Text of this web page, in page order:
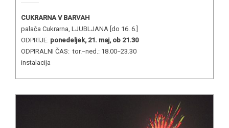
CUKRARNA V BARVAH
palača Cukrarna, LJUBLJANA [do 16. 6.]
ODPRTJE: ponedeljek, 21. maj, ob 21.30
ODPIRALNI ČAS: tor.−ned.: 18.00−23.30
instalacija